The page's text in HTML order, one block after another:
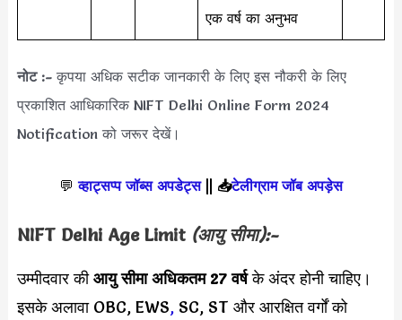
एक वर्ष का अनुभव
नोट :-कृपया अधिक सटीक जानकारी के लिए इस नौकरी के लिए
प्रकाशित आधिकारिक NIFT Delhi Online Form 2024
Notification को जरूर देखें।
💬 व्हाट्सप्प जॉब्स अपडेट्स|| 📥टेलीग्राम जॉब अपड़ेस
NIFT Delhi Age Limit (आयु सीमा):-
उम्मीदवार कीआयु सीमा अधिकतम 27 वर्षके अंदर होनी चाहिए।
इसके अलावा OBC, EWS, SC, ST और आरक्षित वर्गों को